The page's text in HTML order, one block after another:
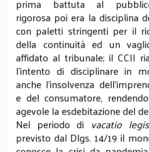
prima battuta al
rigorosa poi era la disciplina
con paletti stringenti per il
della continuità ed un
affidato al tribunale; il CCII
l’intento di disciplinare in
anche l’insolvenza
e del consumatore,
agevole la esdebitazione del
Nel periodo di vacatio legis
previsto dal Dlgs. 14/19 il